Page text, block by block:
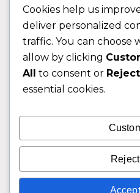
Contactos
Sobre nos
FAQ (Perguntas
CLIENTE
Área do Cliente
Livro de Reclamações
© 2026 Fixngo TODOS
Cookies help us
deliver personalized
traffic. You can choose
allow by clicking
All to consent or
essential cookies.
Reject
Accept